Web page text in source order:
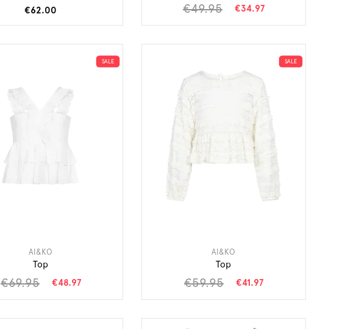
€62.00
€49.95 €34.97
SALE
AI&KO
Top
€69.95 €48.97
SALE
AI&KO
Top
€59.95 €41.97